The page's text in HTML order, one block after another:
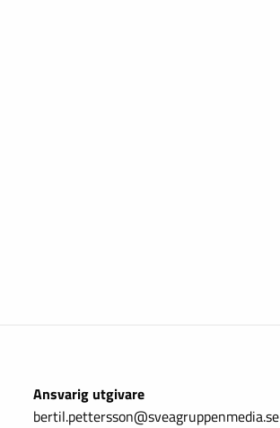
Ansvarig utgivare
bertil.pettersson@sveagruppenmedia.se